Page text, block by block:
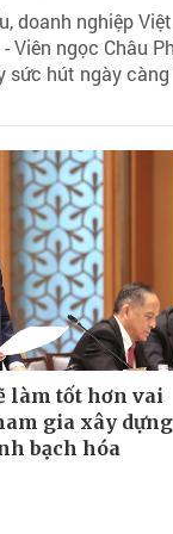
doanh nghiệp
Viên ngọc Châu
sức hút ngày
làm tốt hơn vai
gia xây dựng
bạch hóa